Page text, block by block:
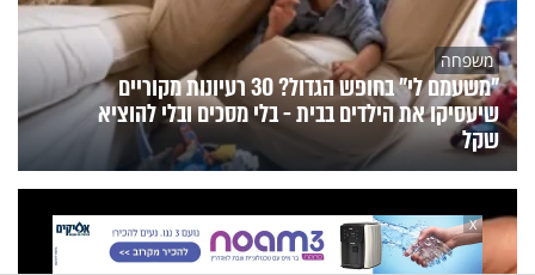
משפחה
"משעמם לי" בחופש הגדול? 30 רעיונות מקוריים
שיעסיקו את הילדים בבית - בלי מסכים ובלי להוציא
שקל
X